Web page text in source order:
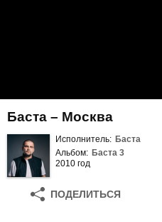
Баста – Москва
Исполнитель: Баста
Альбом: Баста 3
2010 год
ПОДЕЛИТЬСЯ